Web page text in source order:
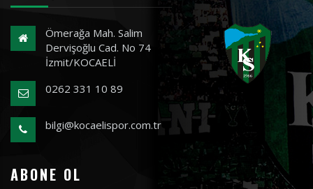
Ömerağa Mah. Salim
Dervişoğlu Cad. No 74
İzmit/KOCAELİ
0262 331 10 89
bilgi@kocaelispor.com.tr
ABONE OL